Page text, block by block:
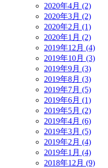
2020年4月 (2)
2020年3月 (2)
2020年2月 (1)
2020年1月 (2)
2019年12月 (4)
2019年10月 (3)
2019年9月 (3)
2019年8月 (3)
2019年7月 (5)
2019年6月 (1)
2019年5月 (2)
2019年4月 (6)
2019年3月 (5)
2019年2月 (4)
2019年1月 (4)
2018年12月 (9)